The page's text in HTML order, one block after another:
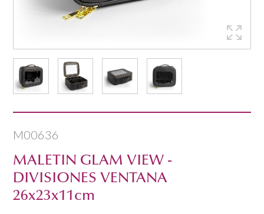
M00636
MALETIN GLAM VIEW -
DIVISIONES VENTANA
26x23x11cm